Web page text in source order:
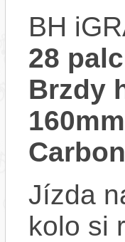
BH
28
Brzdy
160mm
Jízda
kolo si